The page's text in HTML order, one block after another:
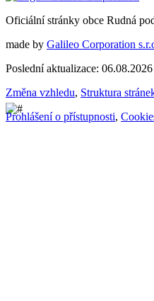
Oficiální stránky obce Rudná
made by Galileo Corporation
Poslední aktualizace: 06.08.2026
Změna vzhledu, Struktura
Prohlášení o přístupnosti,